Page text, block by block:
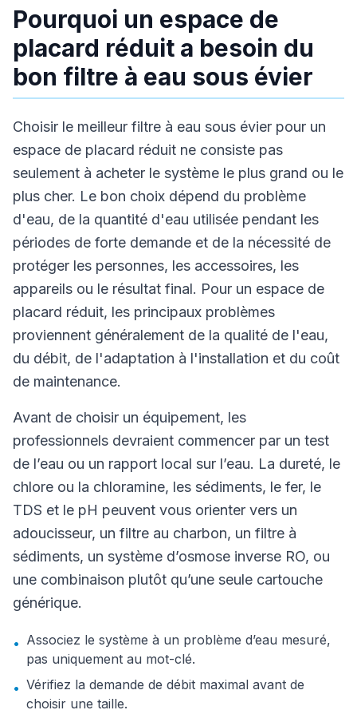
Pourquoi un espace de
placard réduit a besoin du
bon filtre à eau sous évier
Choisir le meilleur filtre à eau sous évier pour un
espace de placard réduit ne consiste pas
seulement à acheter le système le plus grand ou le
plus cher. Le bon choix dépend du problème
d'eau, de la quantité d'eau utilisée pendant les
périodes de forte demande et de la nécessité de
protéger les personnes, les accessoires, les
appareils ou le résultat final. Pour un espace de
placard réduit, les principaux problèmes
proviennent généralement de la qualité de l'eau,
du débit, de l'adaptation à l'installation et du coût
de maintenance.
Avant de choisir un équipement, les
professionnels devraient commencer par un test
de l’eau ou un rapport local sur l’eau. La dureté, le
chlore ou la chloramine, les sédiments, le fer, le
TDS et le pH peuvent vous orienter vers un
adoucisseur, un filtre au charbon, un filtre à
sédiments, un système d’osmose inverse RO, ou
une combinaison plutôt qu’une seule cartouche
générique.
• Associez le système à un problème d’eau mesuré,
pas uniquement au mot-clé.
• Vérifiez la demande de débit maximal avant de
choisir une taille.